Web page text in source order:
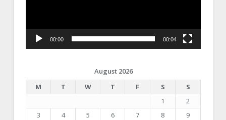
00:00 00:04
August 2026
M
T W T F S
S
1
2
3
4 5 6 7 8
9